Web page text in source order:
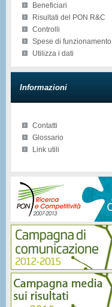
Beneficiari
Risultati del PON R&C
Controlli
Spese di funzionamento
Utilizza i dati
Informazioni
Contatti
Glossario
Link utili